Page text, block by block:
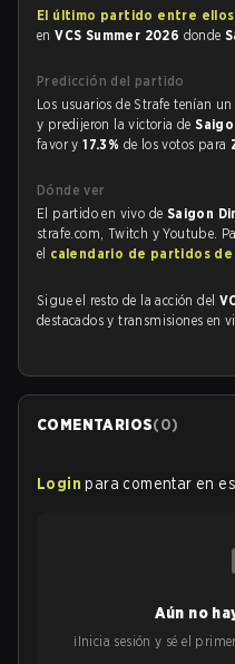
El último partido entre ellos
enVCS Summer 2026 donde
Predicción del partido
Los usuarios de Strafe tenían
y predijeron la victoria de
favor y17.3% de los votos para
Dónde ver
El partido en vivo de Saigon
strafe.com, Twitch y Youtube.
el calendario de partidos de
Sigue el resto de la acción del
destacados y transmisiones en
COMENTARIOS(0)
Login para comentar en
Aún no
¡Inicia sesión y sé el